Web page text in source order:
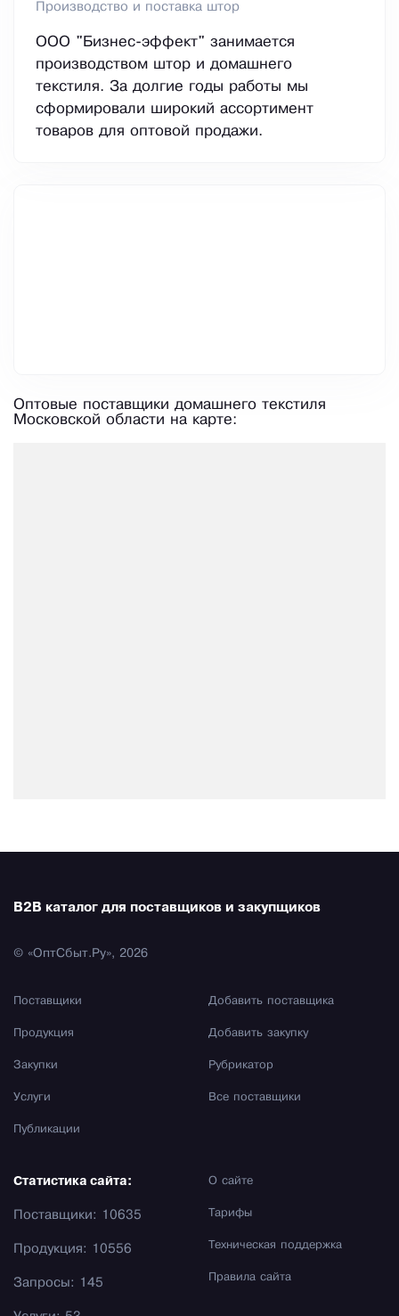
Производство и поставка штор
ООО "Бизнес-эффект" занимается
производством штор и домашнего
текстиля. За долгие годы работы мы
сформировали широкий ассортимент
товаров для оптовой продажи.
Оптовые поставщики домашнего текстиля
Московской области на карте:
B2B каталог для поставщиков и закупщиков
© «ОптСбыт.Ру», 2026
Поставщики
Продукция
Закупки
Услуги
Публикации
Добавить поставщика
Добавить закупку
Рубрикатор
Все поставщики
О сайте
Тарифы
Техническая поддержка
Правила сайта
Статистика сайта:
Поставщики: 10635
Продукция: 10556
Запросы: 145